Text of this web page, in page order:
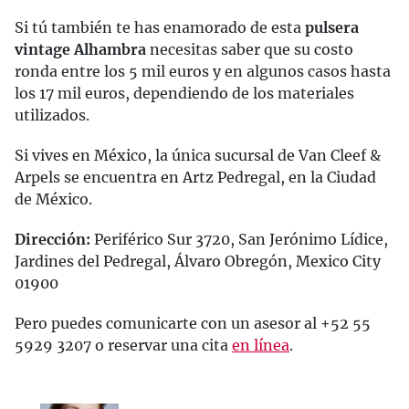
Si tú también te has enamorado de esta pulsera
vintage Alhambra necesitas saber que su costo
ronda entre los 5 mil euros y en algunos casos hasta
los 17 mil euros, dependiendo de los materiales
utilizados.
Si vives en México, la única sucursal de Van Cleef &
Arpels se encuentra en Artz Pedregal, en la Ciudad
de México.
Dirección: Periférico Sur 3720, San Jerónimo Lídice,
Jardines del Pedregal, Álvaro Obregón, Mexico City
01900
Pero puedes comunicarte con un asesor al +52 55
5929 3207 o reservar una cita en línea.